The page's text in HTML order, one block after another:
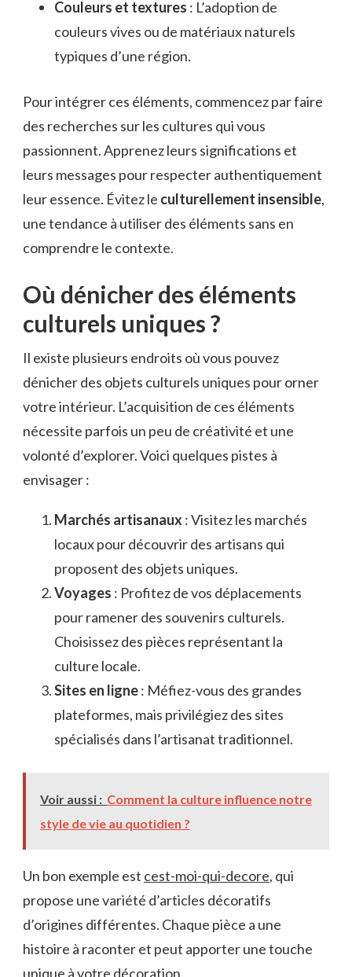
Couleurs et textures : L’adoption de
couleurs vives ou de matériaux naturels
typiques d’une région.
Pour intégrer ces éléments, commencez par faire
des recherches sur les cultures qui vous
passionnent. Apprenez leurs significations et
leurs messages pour respecter authentiquement
leur essence. Évitez le culturellement insensible,
une tendance à utiliser des éléments sans en
comprendre le contexte.
Où dénicher des éléments
culturels uniques ?
Il existe plusieurs endroits où vous pouvez
dénicher des objets culturels uniques pour orner
votre intérieur. L’acquisition de ces éléments
nécessite parfois un peu de créativité et une
volonté d’explorer. Voici quelques pistes à
envisager :
Marchés artisanaux : Visitez les marchés
locaux pour découvrir des artisans qui
proposent des objets uniques.
Voyages : Profitez de vos déplacements
pour ramener des souvenirs culturels.
Choisissez des pièces représentant la
culture locale.
Sites en ligne: Méfiez-vous des grandes
plateformes, mais privilégiez des sites
spécialisés dans l’artisanat traditionnel.
Voir aussi : Comment la culture influence notre
style de vie au quotidien ?
Un bon exemple est cest-moi-qui-decore, qui
propose une variété d’articles décoratifs
d’origines différentes. Chaque pièce a une
histoire à raconter et peut apporter une touche
unique à votre décoration.